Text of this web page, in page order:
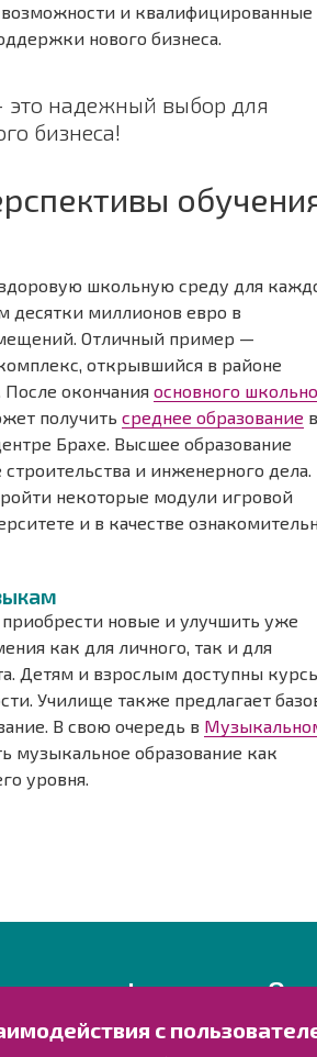
с
и квалифицированные
нового бизнеса.
это надежный выбор для
бизнеса!
школьную среду для
десятки миллионов евро в
Отличный пример —
открывшийся в районе
После окончанияосновного
получитьсреднее образование в
Брахе. Высшее образование
и инженерного дела.
некоторые модули игровой
и в качестве
новые и улучшить уже
как для личного, так и для
Детям и взрослым доступны
Училище также предлагает
В свою очередь в
музыкальное образование как
уровня.
с нами!